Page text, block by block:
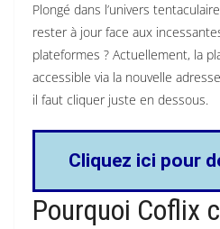
Plongé dans l’univers
rester à jour face aux
plateformes ? Actuellement, la
accessible via la nouvelle
il faut cliquer juste en dessous.
Cliquez ici pour
Pourquoi Coflix